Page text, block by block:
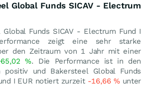
Global Funds SICAV - Electrum
Funds SICAV - Electrum Fund I
zeigt eine sehr starke
den Zeitraum von 1 Jahr mit einer
%. Die Performance ist in den
positiv und Bakersteel Global Funds
I EUR notiert zurzeit -16,66 %unter